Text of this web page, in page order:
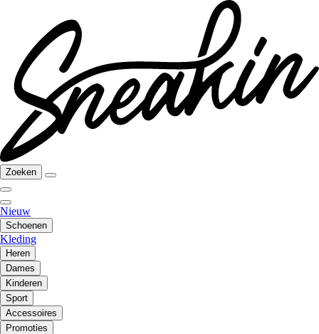
Zoeken
Nieuw
Schoenen
Kleding
Heren
Dames
Kinderen
Sport
Accessoires
Promoties